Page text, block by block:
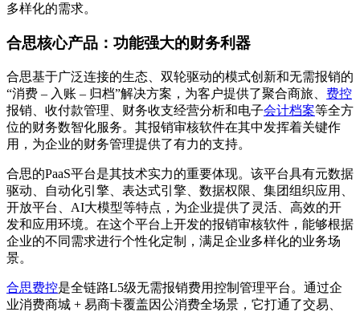
多样化的需求。
合思核心产品：功能强大的财务利器
合思基于广泛连接的生态、双轮驱动的模式创新和无需报销的
“消费 – 入账 – 归档”解决方案，为客户提供了聚合商旅、 费控
报销、收付款管理、财务收支经营分析和电子会计档案等全方
位的财务数智化服务。其报销审核软件在其中发挥着关键作
用，为企业的财务管理提供了有力的支持。
合思的PaaS平台是其技术实力的重要体现。该平台具有元数据
驱动、自动化引擎、表达式引擎、数据权限、集团组织应用、
开放平台、AI大模型等特点，为企业提供了灵活、高效的开
发和应用环境。在这个平台上开发的报销审核软件，能够根据
企业的不同需求进行个性化定制，满足企业多样化的业务场
景。
合思费控是全链路L5级无需报销费用控制管理平台。通过企
业消费商城 + 易商卡覆盖因公消费全场景，它打通了交易、